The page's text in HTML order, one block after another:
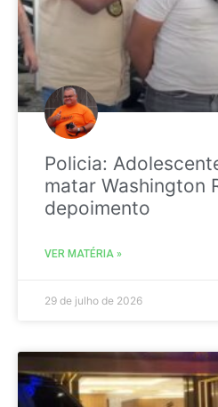
Policia:
matar Washington
depoimento
VER MATÉRIA »
29 de julho de 2026